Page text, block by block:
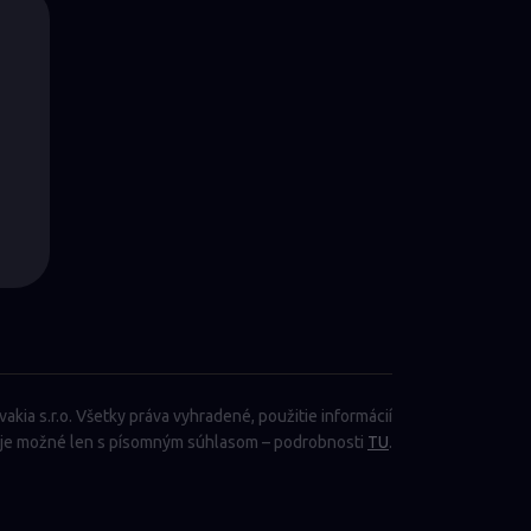
s.r.o. Všetky práva vyhradené, použitie informácií
možné len s písomným súhlasom – podrobnosti TU.